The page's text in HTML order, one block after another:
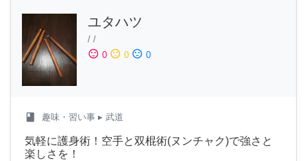
ユタハツ
/ /
sentiment_satisfied 0 sentiment_neutral 0 sentiment_dissatisfied 0
class 趣味・習い事 ▸ 武道
気軽に護身術！空手と双棍術(ヌンチャク)で強さと
楽しさを！